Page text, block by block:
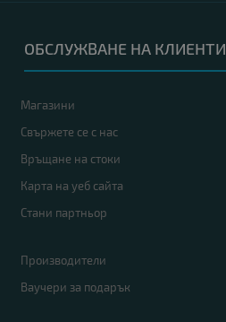
ОБСЛУЖВАНЕ НА КЛИЕНТИ
Магазини
Свържете се с нас
Връщане на стоки
Карта на уеб сайта
Стани партньор
Производители
Ваучери за подарък